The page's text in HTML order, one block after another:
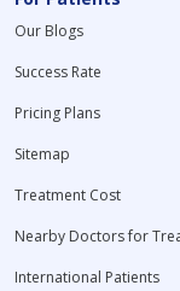
Our Blogs
Success Rate
Pricing Plans
Sitemap
Treatment Cost
Nearby Doctors for
International Patients